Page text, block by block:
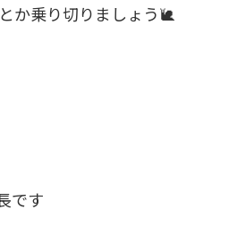
か乗り切りましょう🐌
です